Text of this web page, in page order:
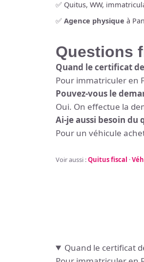
✅ Quitus, WW,
✅ Agence physique à
Questions
Quand le certificat
Pour immatriculer en
Pouvez-vous le
Oui. On effectue la
Ai-je aussi besoin du
Pour un véhicule
Voir aussi :Quitus fiscal ·
Quand le certificat